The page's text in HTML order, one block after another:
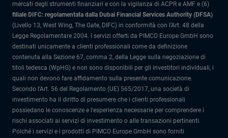
mercati degli strumenti finanziari e con la vigilanza di ACPR e AMF e (6)
filiale DIFC: regolamentata dalla Dubai Financial Services Authority (DFSA)
(Livello 13, West Wing, The Gate, DIFC) in conformità con l'Art. 48 della
Legge Regolamentare 2004. I servizi offerti da PIMCO Europe GmbH sono
destinati unicamente a clienti professionali come da definizione
contenuta alla Sezione 67, comma 2, della Legge sulla negoziazione di
titoli tedesca (WpHG) e non sono disponibili per gli investitori individuali, i
quali non devono fare affidamento sulla presente comunicazione.
Secondo l'Art. 56 del Regolamento (UE) 565/2017, una società di
investimento ha il diritto di presumere che i clienti professionali
possiedano le conoscenze e l'esperienza necessarie per comprendere i
rischi associati ai servizi di investimento o alle transazioni pertinenti.
Poiché i servizi e i prodotti di PIMCO Europe GmbH sono forniti